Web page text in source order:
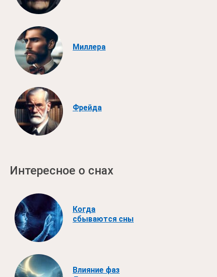
Миллера
Фрейда
Интересное о снах
Когда
сбываются сны
Влияние фаз